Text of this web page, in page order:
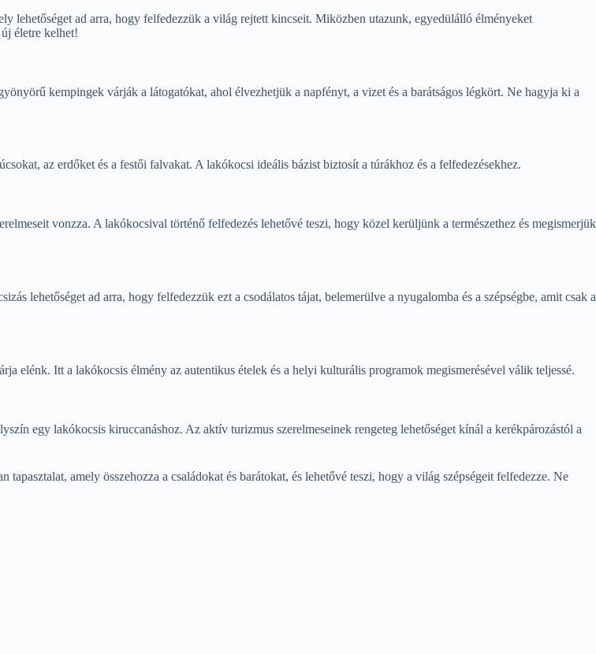
lehetőséget ad arra, hogy felfedezzük a világ rejtett kincseit. Miközben utazunk, egyedülálló élményeket
életre kelhet!
kempingek várják a látogatókat, ahol élvezhetjük a napfényt, a vizet és a barátságos légkört. Ne hagyja ki a
az erdőket és a festői falvakat. A lakókocsi ideális bázist biztosít a túrákhoz és a felfedezésekhez.
vonzza. A lakókocsival történő felfedezés lehetővé teszi, hogy közel kerüljünk a természethez és megismerjük
lehetőséget ad arra, hogy felfedezzük ezt a csodálatos tájat, belemerülve a nyugalomba és a szépségbe, amit csak a
elénk. Itt a lakókocsis élmény az autentikus ételek és a helyi kulturális programok megismerésével válik teljessé.
egy lakókocsis kiruccanáshoz. Az aktív turizmus szerelmeseinek rengeteg lehetőséget kínál a kerékpározástól a
amely összehozza a családokat és barátokat, és lehetővé teszi, hogy a világ szépségeit felfedezze. Ne